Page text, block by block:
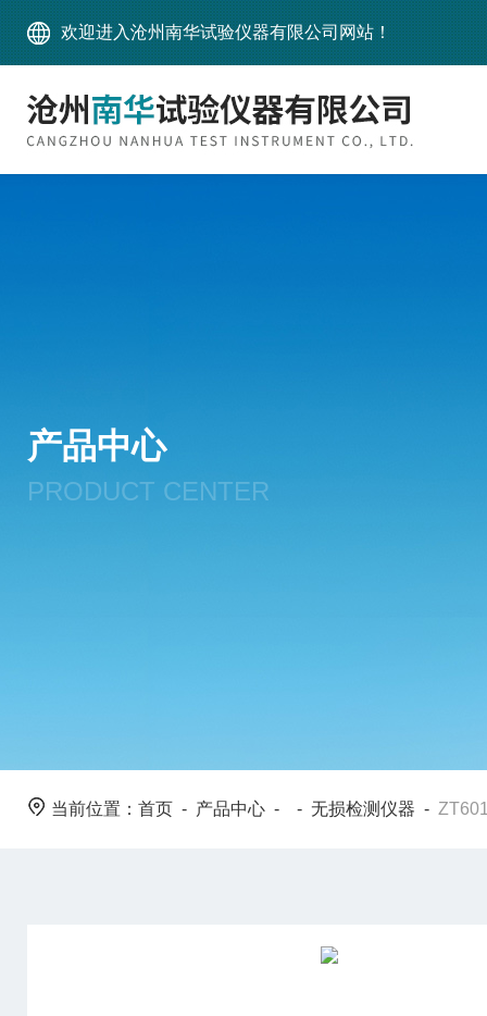
欢迎进入沧州南华试验仪器有限公司网站！
产品中心
PRODUCT CENTER
当前位置： 首页 - 产品中心 - - 无损检测仪器 -